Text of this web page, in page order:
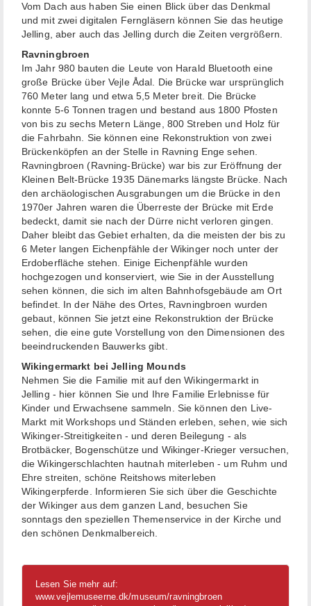
Vom Dach aus haben Sie einen Blick über das Denkmal
und mit zwei digitalen Ferngläsern können Sie das heutige
Jelling, aber auch das Jelling durch die Zeiten vergrößern.
Ravningbroen
Im Jahr 980 bauten die Leute von Harald Bluetooth eine
große Brücke über Vejle Ådal. Die Brücke war ursprünglich
760 Meter lang und etwa 5,5 Meter breit. Die Brücke
konnte 5-6 Tonnen tragen und bestand aus 1800 Pfosten
von bis zu sechs Metern Länge, 800 Streben und Holz für
die Fahrbahn. Sie können eine Rekonstruktion von zwei
Brückenköpfen an der Stelle in Ravning Enge sehen.
Ravningbroen (Ravning-Brücke) war bis zur Eröffnung der
Kleinen Belt-Brücke 1935 Dänemarks längste Brücke. Nach
den archäologischen Ausgrabungen um die Brücke in den
1970er Jahren waren die Überreste der Brücke mit Erde
bedeckt, damit sie nach der Dürre nicht verloren gingen.
Daher bleibt das Gebiet erhalten, da die meisten der bis zu
6 Meter langen Eichenpfähle der Wikinger noch unter der
Erdoberfläche stehen. Einige Eichenpfähle wurden
hochgezogen und konserviert, wie Sie in der Ausstellung
sehen können, die sich im alten Bahnhofsgebäude am Ort
befindet. In der Nähe des Ortes, Ravningbroen wurden
gebaut, können Sie jetzt eine Rekonstruktion der Brücke
sehen, die eine gute Vorstellung von den Dimensionen des
beeindruckenden Bauwerks gibt.
Wikingermarkt bei Jelling Mounds
Nehmen Sie die Familie mit auf den Wikingermarkt in
Jelling - hier können Sie und Ihre Familie Erlebnisse für
Kinder und Erwachsene sammeln. Sie können den Live-
Markt mit Workshops und Ständen erleben, sehen, wie sich
Wikinger-Streitigkeiten - und deren Beilegung - als
Brotbäcker, Bogenschütze und Wikinger-Krieger versuchen,
die Wikingerschlachten hautnah miterleben - um Ruhm und
Ehre streiten, schöne Reitshows miterleben
Wikingerpferde. Informieren Sie sich über die Geschichte
der Wikinger aus dem ganzen Land, besuchen Sie
sonntags den speziellen Themenservice in der Kirche und
den schönen Denkmalbereich.
Lesen Sie mehr auf:
www.vejlemuseerne.dk/museum/ravningbroen